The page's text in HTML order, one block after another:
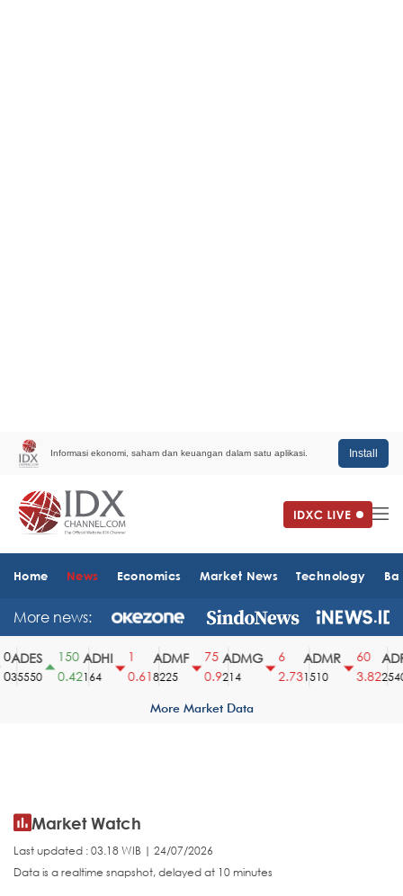
Informasi ekonomi, saham dan keuangan dalam satu aplikasi. Install
Home News Economics Market News Technology
More news:
150
0.42
ADHI
164
0.61
ADMF
8225
75
0.9
ADMG
214
2.73
ADMR
1510
60
3.822540
More Market Data
Market Watch
Last updated : 03.18 WIB | 24/07/2026
Data is a realtime snapshot, delayed at 10 minutes